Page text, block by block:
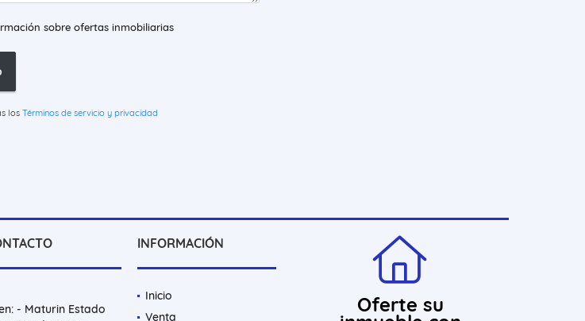
sobre ofertas inmobiliarias
los Términos de servicio y privacidad
- Maturin Estado
INFORMACIÓN
Inicio
Venta
Oferte su